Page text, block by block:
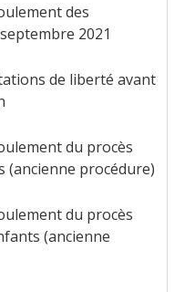
des
2021
de liberté avant
du procès
(ancienne procédure)
du procès
(ancienne